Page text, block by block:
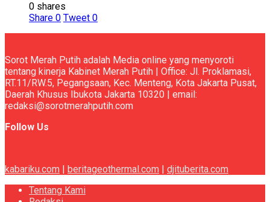
0 shares
Share 0 Tweet 0
Sorot Merah Putih adalah Media online yang menyoroti
tentang kinerja Kabinet Merah Putih | Office: Jl. Proklamasi,
RT.11/RW.5, Pegangsaan, Kec. Menteng, Kota Jakarta Pusat,
Daerah Khusus Ibukota Jakarta 10320 | email:
redaksi@sorotmerahputih.com
Follow Us
kabariku.com beritageothermal.com
djituberita.com
Tentang Kami